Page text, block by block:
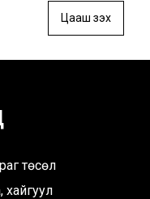
Цааш үзэх
төсөл
хайгуул